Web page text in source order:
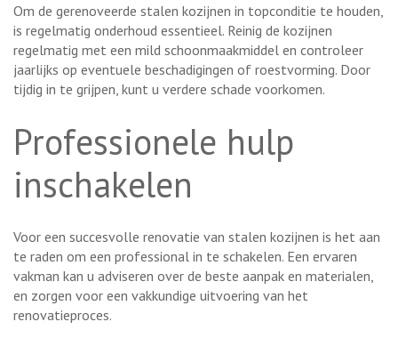
Om de gerenoveerde stalen kozijnen in topconditie te houden,
is regelmatig onderhoud essentieel. Reinig de kozijnen
regelmatig met een mild schoonmaakmiddel en controleer
jaarlijks op eventuele beschadigingen of roestvorming. Door
tijdig in te grijpen, kunt u verdere schade voorkomen.
Professionele hulp
inschakelen
Voor een succesvolle renovatie van stalen kozijnen is het aan
te raden om een professional in te schakelen. Een ervaren
vakman kan u adviseren over de beste aanpak en materialen,
en zorgen voor een vakkundige uitvoering van het
renovatieproces.